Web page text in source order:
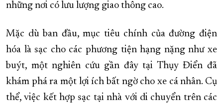
những nơi có lưu lượng giao thông cao.
Mặc dù ban đầu, mục tiêu chính của đường điện
hóa là sạc cho các phương tiện hạng nặng như xe
buýt, một nghiên cứu gần đây tại Thụy Điển đã
khám phá ra một lợi ích bất ngờ cho xe cá nhân. Cụ
thể, việc kết hợp sạc tại nhà với di chuyển trên các